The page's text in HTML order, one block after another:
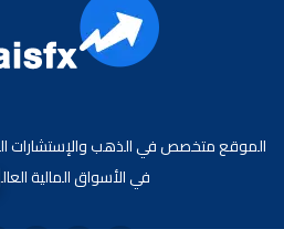
الموقع متخصص في الذهب والإستشارات
في الأسواق المالية